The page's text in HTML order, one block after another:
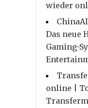
wieder
ChinaAI
Das neue
Gaming-
online |